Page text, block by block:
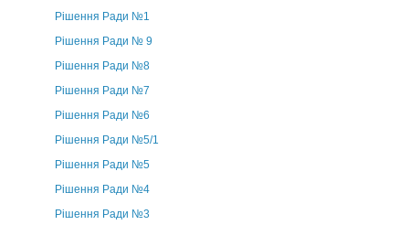
Рішення Ради №1
Рішення Ради № 9
Рішення Ради №8
Рішення Ради №7
Рішення Ради №6
Рішення Ради №5/1
Рішення Ради №5
Рішення Ради №4
Рішення Ради №3